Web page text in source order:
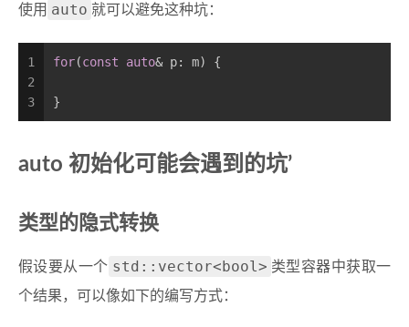
使用 auto 就可以避免这种坑：
1
2
3
for(const auto& p: m) {
}
auto 初始化可能会遇到的坑’
类型的隐式转换
假设要从一个 std::vector<bool> 类型容器中获取一
个结果，可以像如下的编写方式：